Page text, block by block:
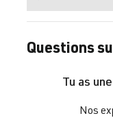
Questions
Tu as
Nos